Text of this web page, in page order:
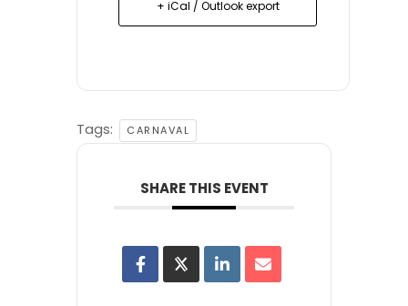
+ iCal / Outlook export
Tags: CARNAVAL
SHARE THIS EVENT